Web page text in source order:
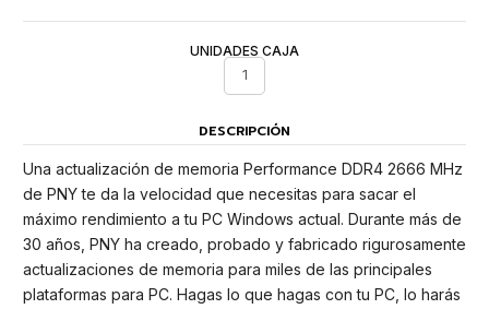
UNIDADES CAJA
1
DESCRIPCIÓN
Una actualización de memoria Performance DDR4 2666 MHz
de PNY te da la velocidad que necesitas para sacar el
máximo rendimiento a tu PC Windows actual. Durante más de
30 años, PNY ha creado, probado y fabricado rigurosamente
actualizaciones de memoria para miles de las principales
plataformas para PC. Hagas lo que hagas con tu PC, lo harás